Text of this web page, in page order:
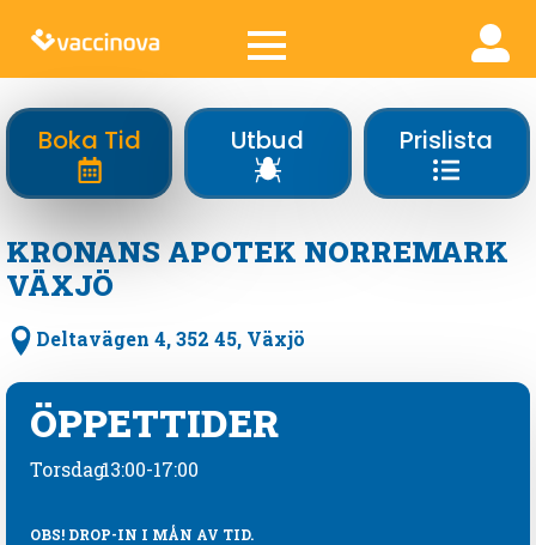
Boka Tid Utbud Prislista
KRONANS APOTEK NORREMARK
VÄXJÖ
Deltavägen 4, 352 45, Växjö
ÖPPETTIDER
Torsdag13:00-17:00
OBS! DROP-IN I MÅN AV TID.